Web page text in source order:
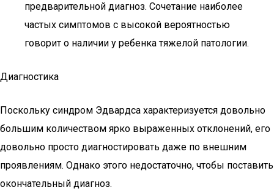
предварительной диагноз. Сочетание наиболее
частых симптомов с высокой вероятностью
говорит о наличии у ребенка тяжелой патологии.
Диагностика
Поскольку синдром Эдвардса характеризуется довольно
большим количеством ярко выраженных отклонений, его
довольно просто диагностировать даже по внешним
проявлениям. Однако этого недостаточно, чтобы поставить
окончательный диагноз.